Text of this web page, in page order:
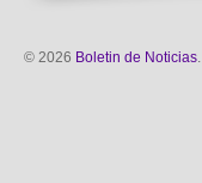
© 2026 Boletin de Noticias.